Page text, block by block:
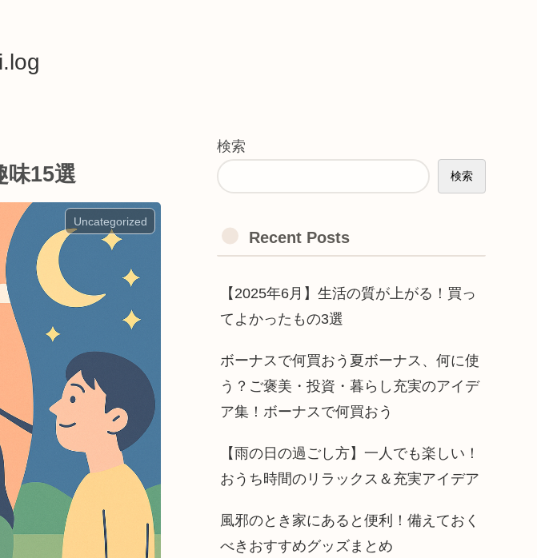
味15選
Uncategorized
検索
検索
Recent Posts
【2025年6月】生活の質が上がる！買っ
てよかったもの3選
ボーナスで何買おう夏ボーナス、何に使
う？ご褒美・投資・暮らし充実のアイデ
ア集！ボーナスで何買おう
【雨の日の過ごし方】一人でも楽しい！
おうち時間のリラックス＆充実アイデア
風邪のとき家にあると便利！備えておく
べきおすすめグッズまとめ